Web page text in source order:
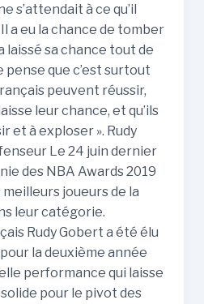
s’attendait à ce qu’il
a eu la chance de tomber
laissé sa chance tout de
que c’est surtout
peuvent réussir,
leur chance, et qu’ils
et à exploser ». Rudy
Le 24 juin dernier
des NBA Awards 2019
joueurs de la
leur catégorie.
Rudy Gobert a été élu
la deuxième année
performance qui laisse
pour le pivot des